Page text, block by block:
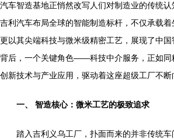
汽车智造基地正悄然改写人们对制造业的传统
吉利汽车布局全球的智能制造标杆，不仅承载着
更以其尖端科技与微米级精密工艺，展现了中
背后，一个关键角色——科技中介服务，正如同
创新技术与产业应用，驱动着这座超级工厂不断
一、 智造核心：微米工艺的极致追求
踏入吉利义乌工厂，扑面而来的并非传统